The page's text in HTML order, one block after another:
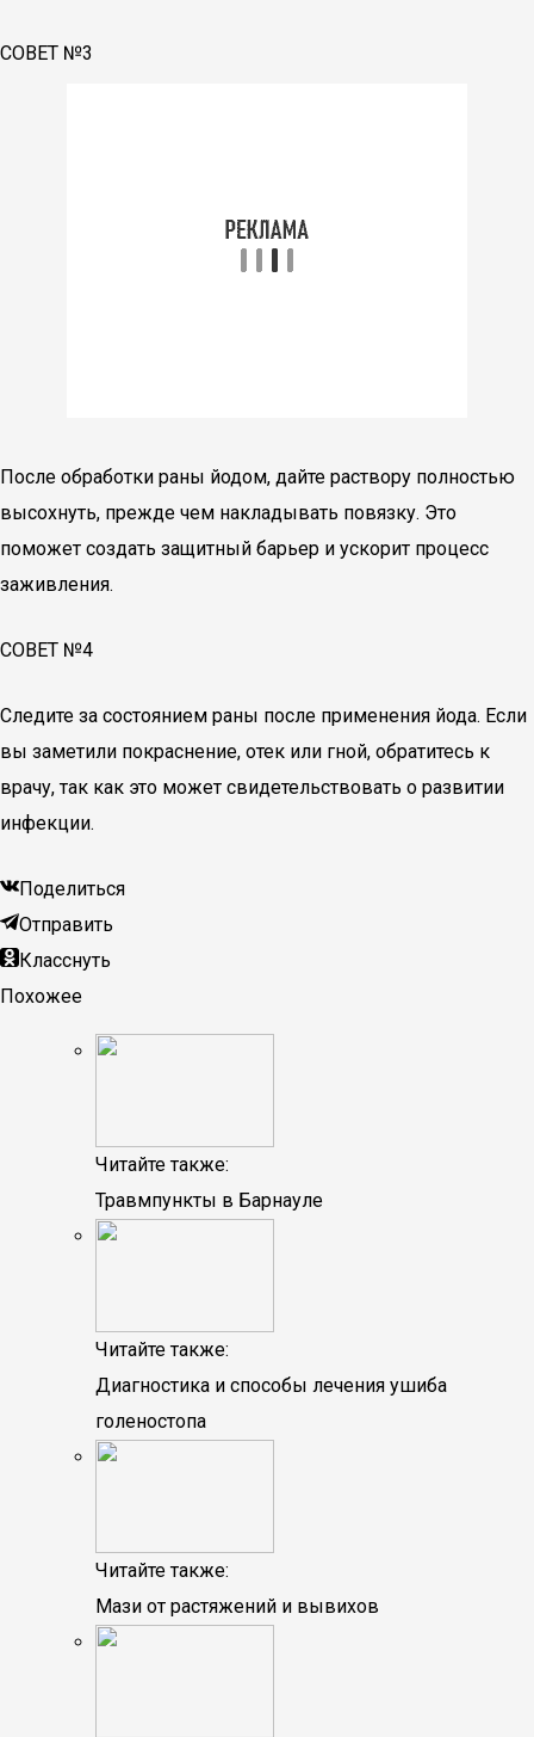
СОВЕТ №3
После обработки раны йодом, дайте раствору полностью
высохнуть, прежде чем накладывать повязку. Это
поможет создать защитный барьер и ускорит процесс
заживления.
СОВЕТ №4
Следите за состоянием раны после применения йода. Если
вы заметили покраснение, отек или гной, обратитесь к
врачу, так как это может свидетельствовать о развитии
инфекции.
Поделиться
Отправить
Класснуть
Похожее
Читайте также:
Травмпункты в Барнауле
Читайте также:
Диагностика и способы лечения ушиба
голеностопа
Читайте также:
Мази от растяжений и вывихов